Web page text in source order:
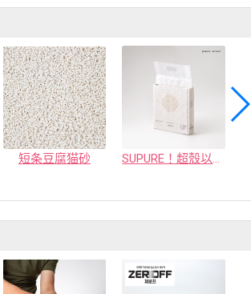
短条豆腐猫砂 SUPURE！超殼以條型豆腐砂